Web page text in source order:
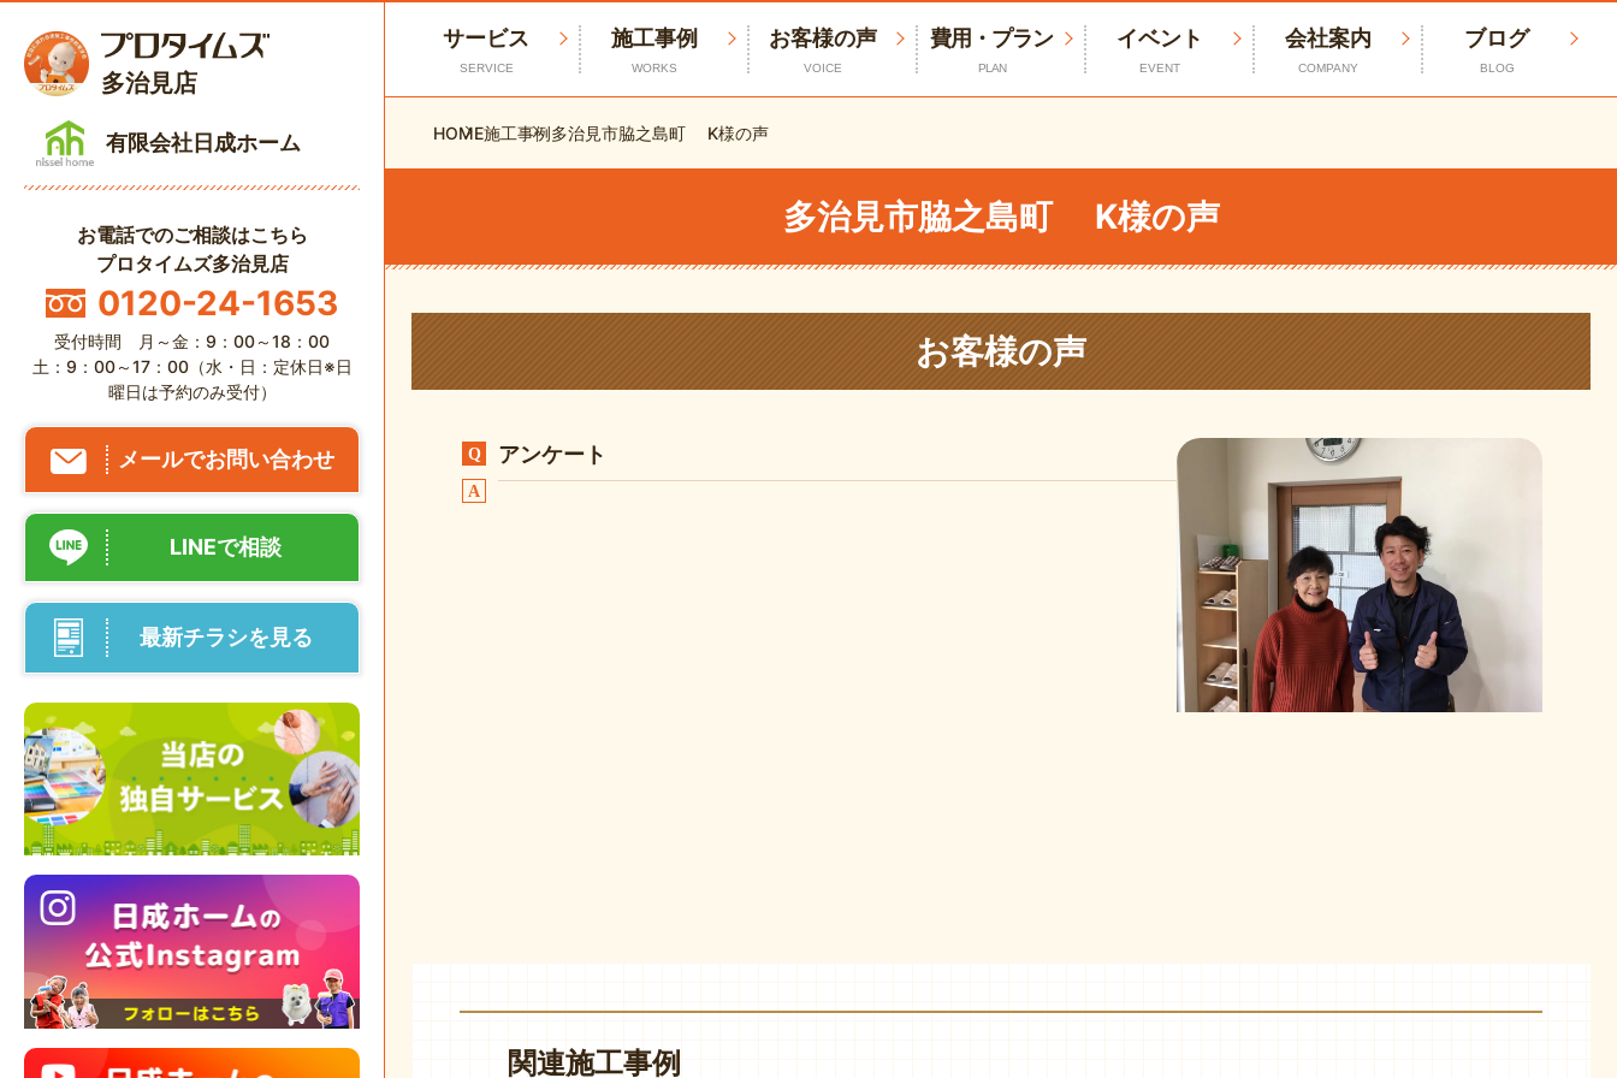
多治見店
有限会社日成ホーム
お電話でのご相談はこちら
プロタイムズ多治見店
0120-24-1653
受付時間 月～金：9：00～18：00
土：9：00～17：00（水・日：定休日※日
曜日は予約のみ受付）
メールでお問い合わせ
LINEで相談
最新チラシを見る
サービス
SERVICE
施工事例
WORKS
お客様の声
VOICE
費用・プラン
PLAN
イベント
EVENT
会社案内
COMPANY
ブログ
BLOG
HOME施工事例多治見市脇之島町 K様の声
多治見市脇之島町 K様の声
お客様の声
アンケート
関連施工事例